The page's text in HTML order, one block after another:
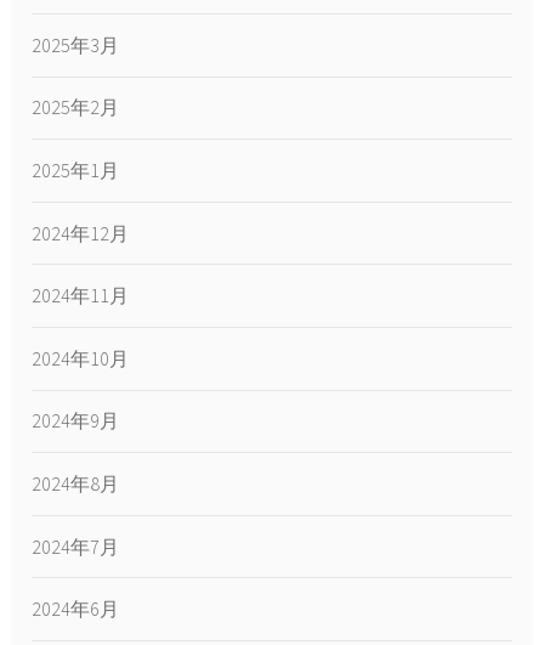
2025年3月
2025年2月
2025年1月
2024年12月
2024年11月
2024年10月
2024年9月
2024年8月
2024年7月
2024年6月